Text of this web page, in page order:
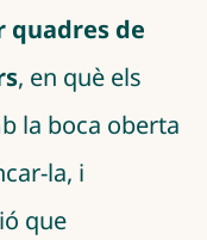
quadres de
, en què els
la boca oberta
la, i
que